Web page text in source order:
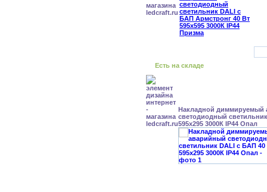
Есть на складе
Накладной диммируемый
светодиодный
595x295 3000К IP44 Опал